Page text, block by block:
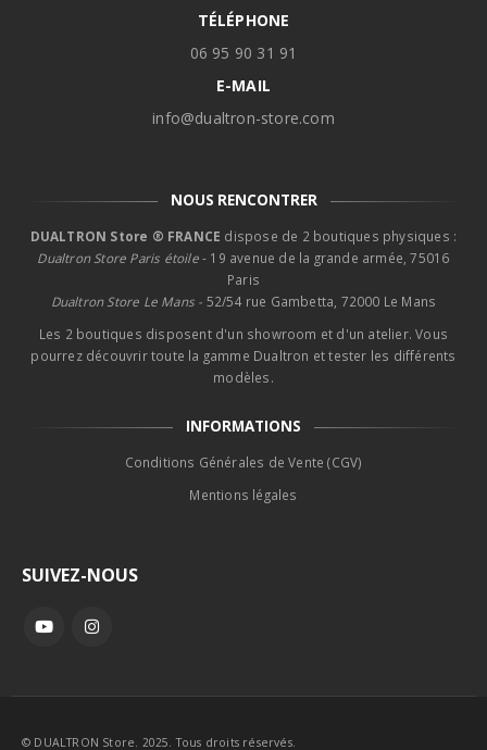
TÉLÉPHONE
06 95 90 31 91
E-MAIL
info@dualtron-store.com
NOUS RENCONTRER
DUALTRON Store ® FRANCE dispose de 2 boutiques physiques :
Dualtron Store Paris étoile- 19 avenue de la grande armée, 75016
Paris
Dualtron Store Le Mans - 52/54 rue Gambetta, 72000 Le Mans
Les 2 boutiques disposent d'un showroom et d'un atelier. Vous
pourrez découvrir toute la gamme Dualtron et tester les différents
modèles.
INFORMATIONS
Conditions Générales de Vente (CGV)
Mentions légales
SUIVEZ-NOUS
© DUALTRON Store. 2025. Tous droits réservés.